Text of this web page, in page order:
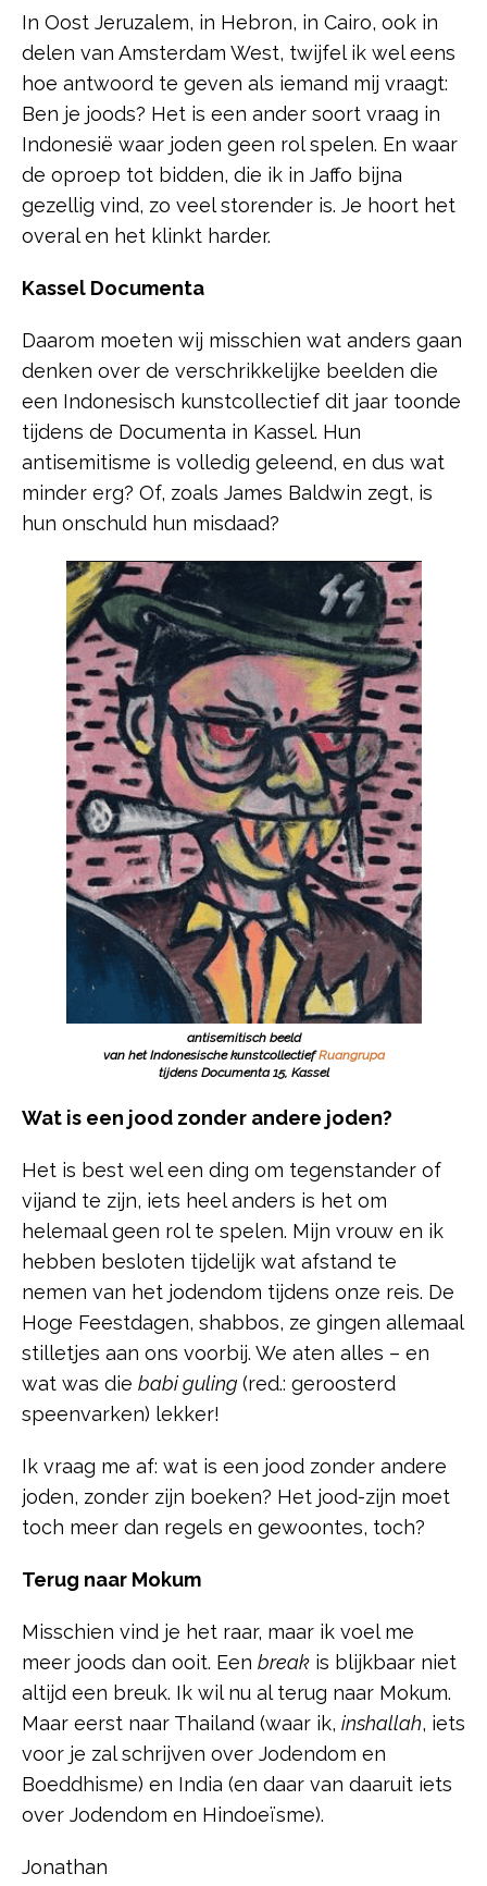
In Oost Jeruzalem, in Hebron, in Cairo, ook in
delen van Amsterdam West, twijfel ik wel eens
hoe antwoord te geven als iemand mij vraagt:
Ben je joods? Het is een ander soort vraag in
Indonesië waar joden geen rol spelen. En waar
de oproep tot bidden, die ik in Jaffo bijna
gezellig vind, zo veel storender is. Je hoort het
overal en het klinkt harder.
Kassel Documenta
Daarom moeten wij misschien wat anders gaan
denken over de verschrikkelijke beelden die
een Indonesisch kunstcollectief dit jaar toonde
tijdens de Documenta in Kassel. Hun
antisemitisme is volledig geleend, en dus wat
minder erg? Of, zoals James Baldwin zegt, is
hun onschuld hun misdaad?
antisemitisch beeld
van het Indonesische kunstcollectiefRuangrupa
tijdens Documenta 15, Kassel
Wat is een jood zonder andere joden?
Het is best wel een ding om tegenstander of
vijand te zijn, iets heel anders is het om
helemaal geen rol te spelen. Mijn vrouw en ik
hebben besloten tijdelijk wat afstand te
nemen van het jodendom tijdens onze reis. De
Hoge Feestdagen, shabbos, ze gingen allemaal
stilletjes aan ons voorbij. We aten alles – en
wat was die babi guling (red.: geroosterd
speenvarken) lekker!
Ik vraag me af: wat is een jood zonder andere
joden, zonder zijn boeken? Het jood-zijn moet
toch meer dan regels en gewoontes, toch?
Terug naar Mokum
Misschien vind je het raar, maar ik voel me
meer joods dan ooit. Een break is blijkbaar niet
altijd een breuk. Ik wil nu al terug naar Mokum.
Maar eerst naar Thailand (waar ik, inshallah, iets
voor je zal schrijven over Jodendom en
Boeddhisme) en India (en daar van daaruit iets
over Jodendom en Hindoeïsme).
Jonathan